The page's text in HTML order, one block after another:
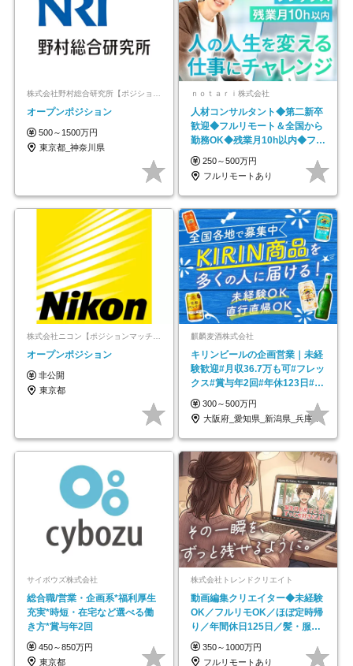
オープンポジション
500～1500万円
東京都_神奈川県
ｎｏｔａｒｉ株式会社
人材コンサルタント◆第二新卒
歓迎◆フルリモート＆全国から
勤務OK◆残業月10h以内◆フレ
ックス制
250～500万円
フルリモートあり
株式会社ニコン【ポジションマッチ登録】
オープンポジション
非公開
東京都
麒麟麦酒株式会社
キリンビールの企画営業｜未経
験歓迎#月収36.7万も可#フレッ
クス#賞与年2回#年休123日#完
全週休2日制
300～500万円
大阪府_愛知県_新潟県_兵庫県_福岡県
サイボウズ株式会社
総合職/営業・企画系*福利厚生
充実*時短・在宅など選べる働
き方*賞与年2回
450～850万円
東京都
株式会社トレンドクリエイト
動画編集クリエイター◆未経験
OK／フルリモOK／ほぼ定時帰
り／年間休日125日／髪・服・
ネイル自由／副業OK
350～1000万円
フルリモートあり